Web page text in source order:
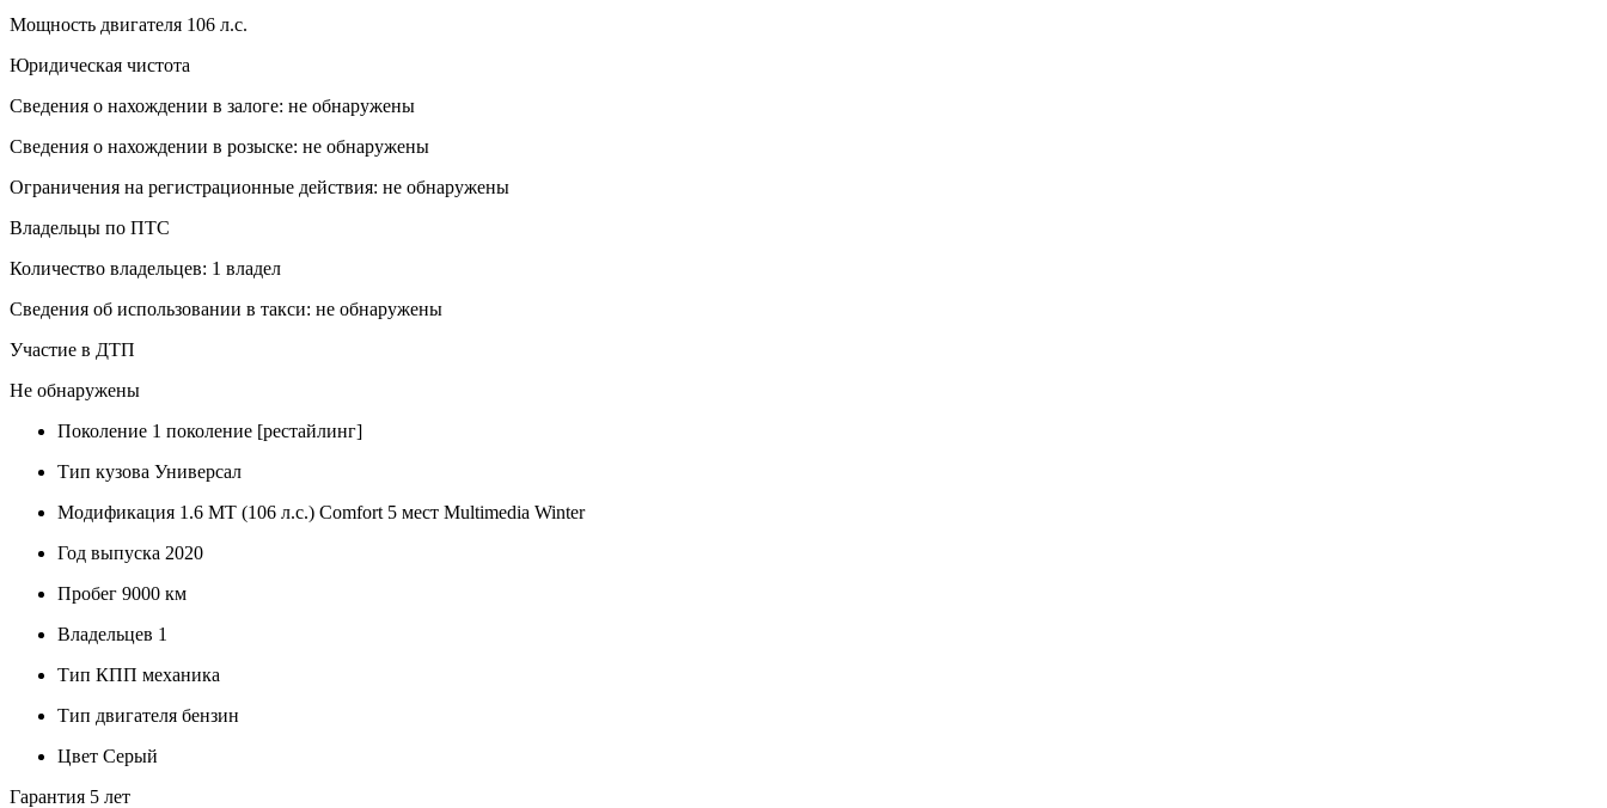
Мощность двигателя 106 л.с.
Юридическая чистота
Сведения о нахождении в залоге: не обнаружены
Сведения о нахождении в розыске: не обнаружены
Ограничения на регистрационные действия: не обнаружены
Владельцы по ПТС
Количество владельцев: 1 владел
Сведения об использовании в такси: не обнаружены
Участие в ДТП
Не обнаружены
Поколение 1 поколение [рестайлинг]
Тип кузова Универсал
Модификация 1.6 MT (106 л.с.) Comfort 5 мест Multimedia Winter
Год выпуска 2020
Пробег 9000 км
Владельцев 1
Тип КПП механика
Тип двигателя бензин
Цвет Серый
Гарантия 5 лет